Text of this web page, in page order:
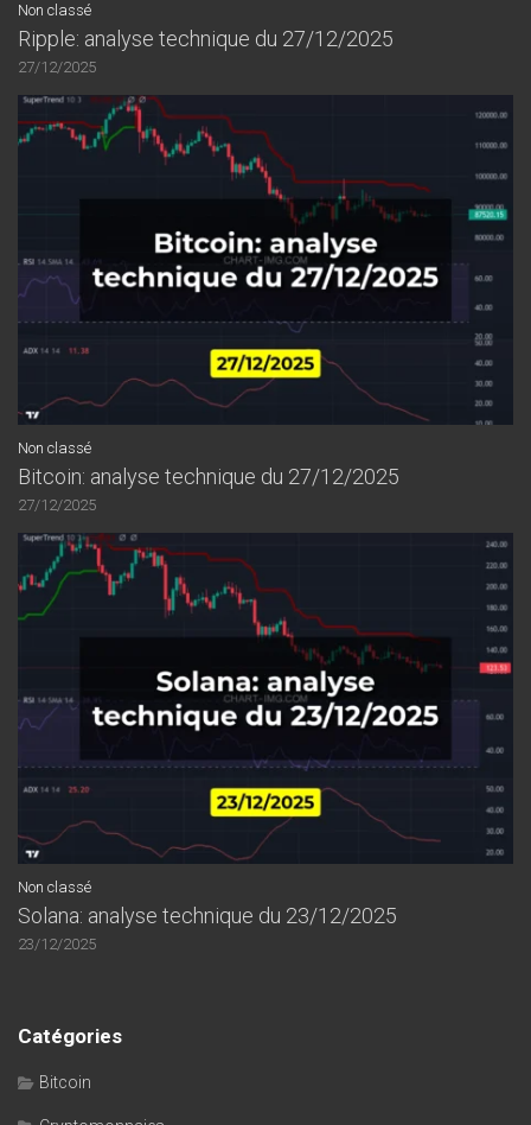
Non classé
Ripple: analyse technique du 27/12/2025
27/12/2025
Non classé
Bitcoin: analyse technique du 27/12/2025
27/12/2025
Non classé
Solana: analyse technique du 23/12/2025
23/12/2025
Catégories
Bitcoin